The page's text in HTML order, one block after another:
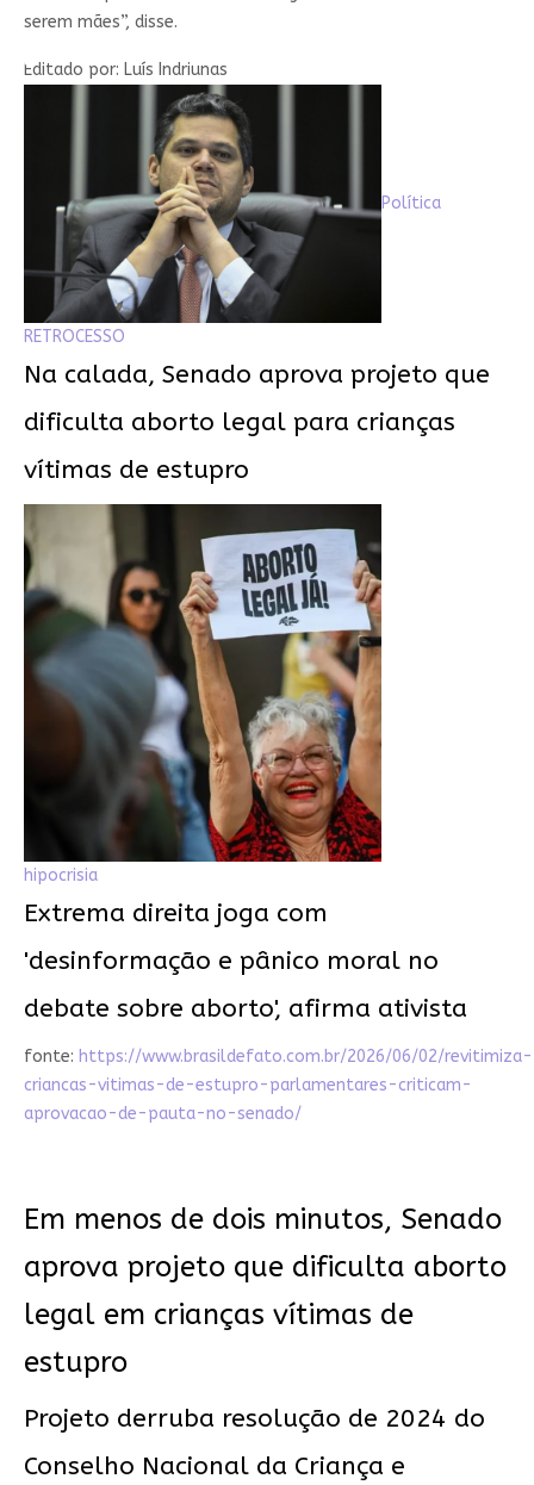
serem mães”, disse.
Editado por: Luís Indriunas
Política
RETROCESSO
Na calada, Senado aprova projeto que
dificulta aborto legal para crianças
vítimas de estupro
hipocrisia
Extrema direita joga com
'desinformação e pânico moral no
debate sobre aborto', afirma ativista
fonte: https://www.brasildefato.com.br/2026/06/02/revitimiza-
criancas-vitimas-de-estupro-parlamentares-criticam-
aprovacao-de-pauta-no-senado/
Em menos de dois minutos, Senado
aprova projeto que dificulta aborto
legal em crianças vítimas de
estupro
Projeto derruba resolução de 2024 do
Conselho Nacional da Criança e